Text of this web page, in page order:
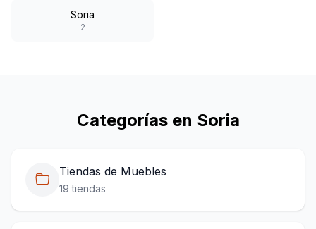
Soria
2
Categorías en Soria
Tiendas de Muebles
19 tiendas